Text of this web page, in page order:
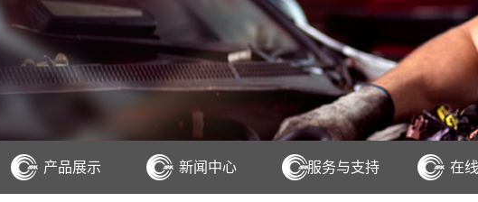
产品展示 新闻中心 服务与支持 在